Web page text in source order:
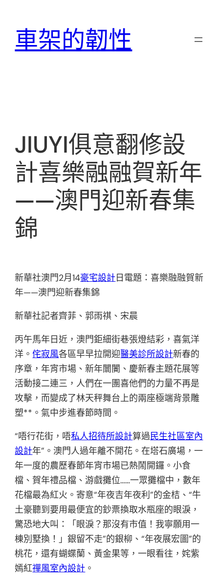
車架的韌性
JIUYI俱意翻修設
計喜樂融融賀新年
——澳門迎新春集
錦
新華社澳門2月14豪宅設計日電題：喜樂融融賀新
年——澳門迎新春集錦
新華社記者齊菲、郭雨祺、宋晨
丙午馬年日近，澳門鉅細街巷張燈結彩，喜氣洋
洋。侘寂風各區早早拉開迎醫美診所設計新春的
序章，年宵市場、新年闤闠、慶新春主題花展等
活動接二連三，人們在一團喜他們的力量不再是
攻擊，而變成了林天秤舞台上的兩座極端背景雕
塑**。氣中步進春節時間。
“唔行花街，唔私人招待所設計算過民生社區室內
設計年”。澳門人過年離不開花。在塔石廣場，一
年一度的農歷春節年宵市場已熱鬧開鑼。小食
檔、賀年禮品檔、游戲攤位……一眾攤檔中，數年
花檔最為紅火。寄意“年夜吉年夜利”的金桔、“牛
土豪聽到要用最便宜的鈔票換取水瓶座的眼淚，
驚恐地大叫：「眼淚？那沒有市值！我寧願用一
棟別墅換！」銀留不走”的銀柳、“年夜展宏圖”的
桃花，還有蝴蝶蘭、黃金果等，一眼看往，姹紫
嫣紅禪風室內設計 。